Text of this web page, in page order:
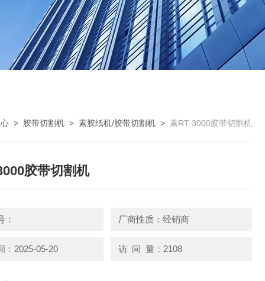
> 胶带切割机 > 素胶纸机/胶带切割机 > 素RT-3000胶带切割机
胶带切割机
： 厂商性质：经销商
：2025-05-20 访 问 量：2108